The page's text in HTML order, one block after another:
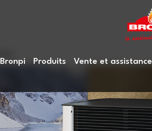
Bronpi Produits Vente et assistance